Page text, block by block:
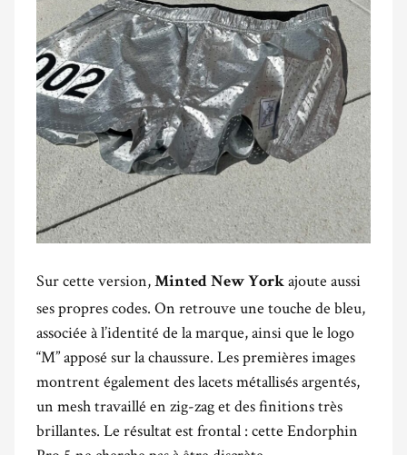
Sur cette version, Minted New York ajoute aussi
ses propres codes. On retrouve une touche de bleu,
associée à l’identité de la marque, ainsi que le logo
“M” apposé sur la chaussure. Les premières images
montrent également des lacets métallisés argentés,
un mesh travaillé en zig-zag et des finitions très
brillantes. Le résultat est frontal : cette Endorphin